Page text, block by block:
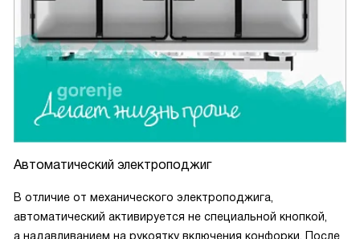
Автоматический электроподжиг
В отличие от механического электроподжига,
автоматический активируется не специальной кнопкой,
а надавливанием на рукоятку включения конфорки. После